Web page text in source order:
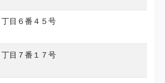
目６番４５号
目７番１７号